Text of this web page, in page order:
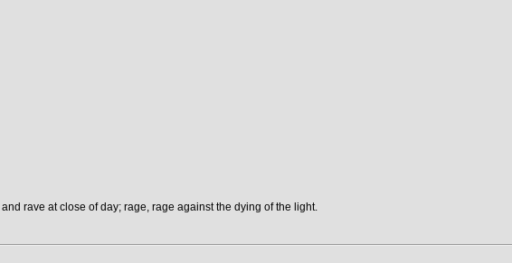
rave at close of day; rage, rage against the dying of the light.